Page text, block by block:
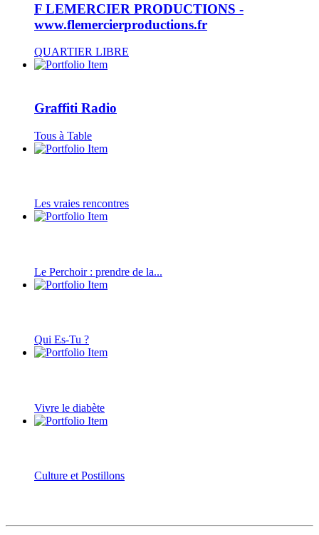
F LEMERCIER PRODUCTIONS -
www.flemercierproductions.fr
QUARTIER LIBRE
Graffiti Radio
Tous à Table
Les vraies rencontres
Le Perchoir : prendre de la...
Qui Es-Tu ?
Vivre le diabète
Culture et Postillons